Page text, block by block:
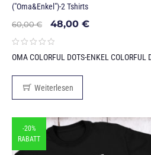
("Oma&Enkel")-2 Tshirts
60,00€ 48,00 €
OMA COLORFUL DOTS-ENKEL
Weiterlesen
-20%
RABATT